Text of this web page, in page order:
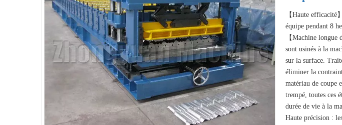
【Haute efficacité
équipe pendant 8
【Machine longue
sont usinés à la
sur la surface.
éliminer la
matériau de coupe
trempé, toutes ces
durée de vie à la
Haute précision :